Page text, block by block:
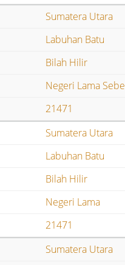
Sumatera Utara
Labuhan Batu
Bilah Hilir
Negeri Lama
21471
Sumatera Utara
Labuhan Batu
Bilah Hilir
Negeri Lama
21471
Sumatera Utara